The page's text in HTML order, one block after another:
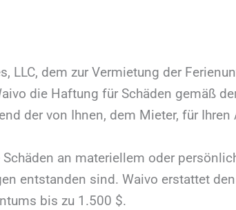
LLC, dem zur Vermietung der
die Haftung für Schäden gemäß
der von Ihnen, dem Mieter, für
an materiellem oder
entstanden sind. Waivo erstattet
bis zu 1.500 $.